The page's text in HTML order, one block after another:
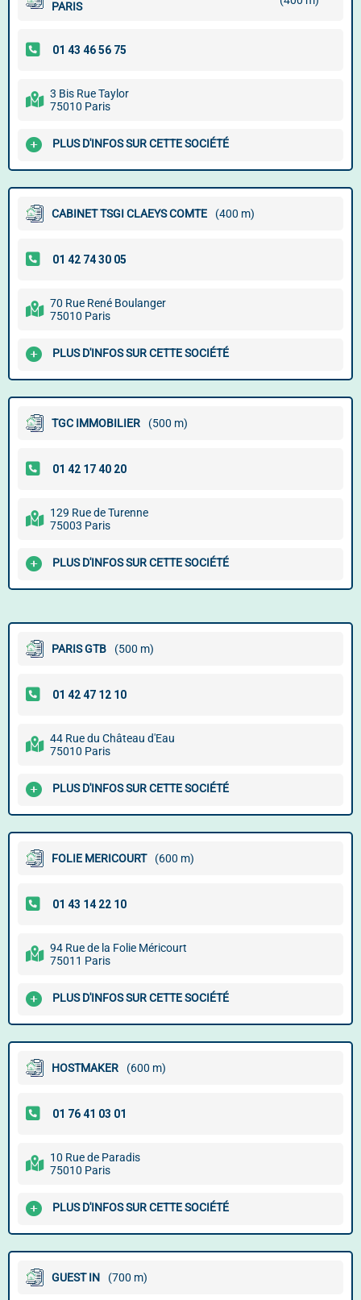
PARIS
3 Bis Rue Taylor
75010 Paris
PLUS D'INFOS SUR CETTE SOCIÉTÉ
CABINET TSGI CLAEYS COMTE (400 m)
70 Rue René Boulanger
75010 Paris
PLUS D'INFOS SUR CETTE SOCIÉTÉ
TGC IMMOBILIER (500 m)
129 Rue de Turenne
75003 Paris
PLUS D'INFOS SUR CETTE SOCIÉTÉ
PARIS GTB (500 m)
44 Rue du Château d'Eau
75010 Paris
PLUS D'INFOS SUR CETTE SOCIÉTÉ
FOLIE MERICOURT (600 m)
94 Rue de la Folie Méricourt
75011 Paris
PLUS D'INFOS SUR CETTE SOCIÉTÉ
HOSTMAKER (600 m)
10 Rue de Paradis
75010 Paris
PLUS D'INFOS SUR CETTE SOCIÉTÉ
GUEST IN (700 m)